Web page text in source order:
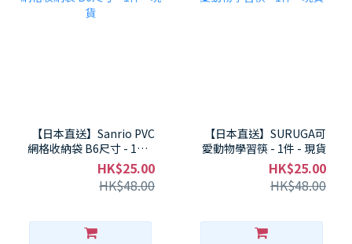
【日本直送】Sanrio PVC
網格收納袋 B6尺寸 - 1件 -
現貨
HK$25.00
HK$48.00
【日本直送】SURUGA可
愛動物學習筷 - 1件 - 現貨
HK$25.00
HK$48.00